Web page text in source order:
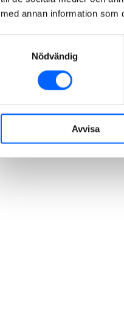
med annan information som
Nödvändig
Avvisa